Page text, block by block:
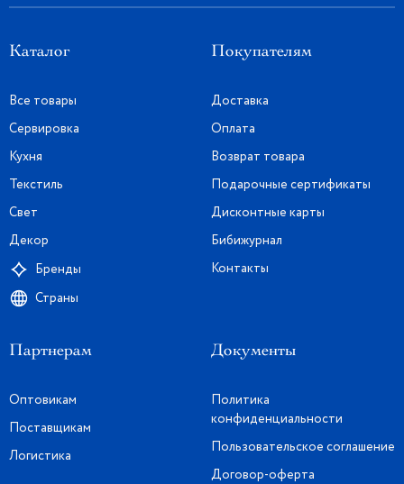
Каталог
Все товары
Сервировка
Кухня
Текстиль
Свет
Декор
Бренды
Страны
Покупателям
Доставка
Оплата
Возврат товара
Подарочные сертификаты
Дисконтные карты
Бибижурнал
Контакты
Партнерам
Оптовикам
Поставщикам
Логистика
Документы
Политика
конфиденциальности
Пользовательское соглашение
Договор-оферта